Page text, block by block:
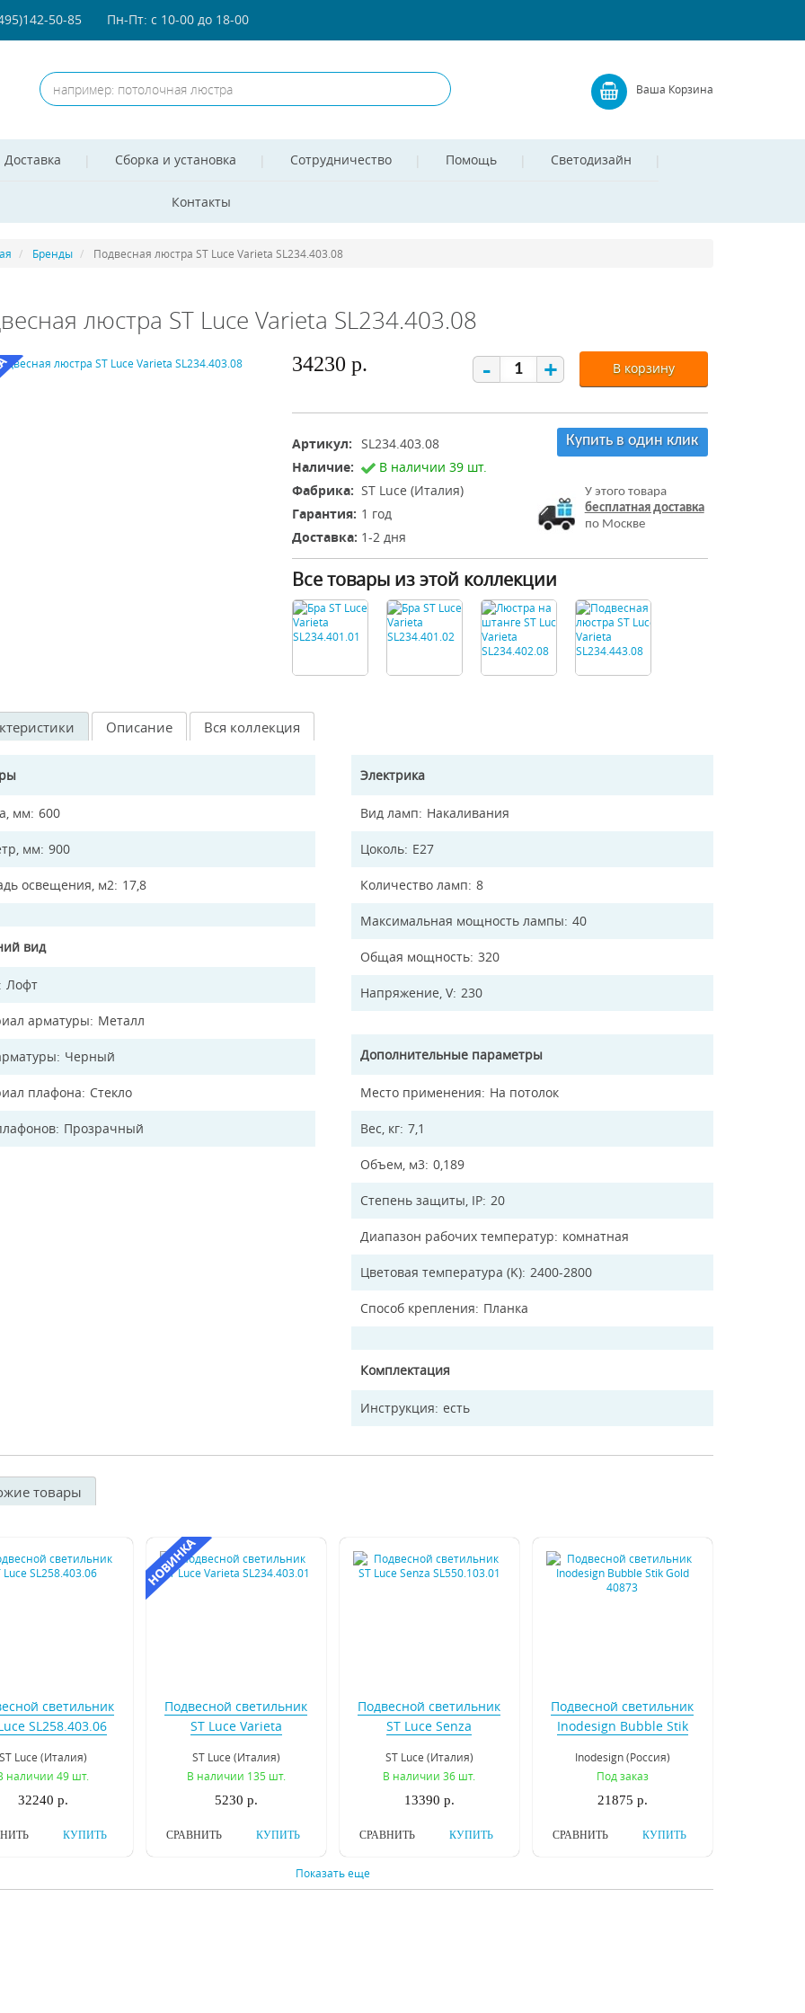
50-85 Пн-Пт: с 10-00 до 18-00
Ваша Корзина
Доставка Сборка и установка Сотрудничество Помощь Светодизайн
Контакты
Бренды Подвесная люстра ST Luce Varieta SL234.403.08
люстра ST Luce Varieta SL234.403.08
34230 р. - + В корзину
Артикул: SL234.403.08
Наличие:
В наличии 39 шт.
Фабрика: ST Luce (Италия)
Гарантия: 1 год
Доставка: 1-2 дня
Купить в один клик
У этого товара
бесплатная доставка
по Москве
Все товары из этой коллекции
Описание Вся коллекция
мм 600
мм 900
освещения, м2 17,8
вид
Лофт
арматуры Металл
Черный
плафона Стекло
Прозрачный
Электрика
Вид ламп Накаливания
Цоколь E27
Количество ламп 8
Максимальная мощность лампы 40
Общая мощность 320
Напряжение, V 230
Дополнительные параметры
Место применения На потолок
Вес, кг 7,1
Объем, м3 0,189
Степень защиты, IP 20
Диапазон рабочих температур комнатная
Цветовая температура (K) 2400-2800
Способ крепления Планка
Комплектация
Инструкция есть
товары
светильник
SL258.403.06
Luce (Италия)
наличии 49 шт.
32240 р.
КУПИТЬ
Подвесной светильник
ST Luce Varieta
ST Luce (Италия)
В наличии 135 шт.
5230 р.
КУПИТЬ
СРАВНИТЬ
Подвесной светильник
ST Luce Senza
ST Luce (Италия)
В наличии 36 шт.
13390 р.
КУПИТЬ
СРАВНИТЬ
Подвесной светильник
Inodesign Bubble Stik
Inodesign (Россия)
Под заказ
21875 р.
КУПИТЬ
СРАВНИТЬ
Показать еще